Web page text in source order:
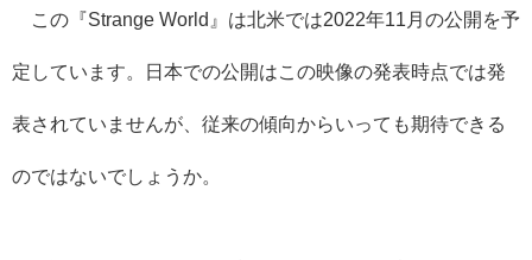
この『Strange World』は北米では2022年11月の公開を予
定しています。日本での公開はこの映像の発表時点では発
表されていませんが、従来の傾向からいっても期待できる
のではないでしょうか。